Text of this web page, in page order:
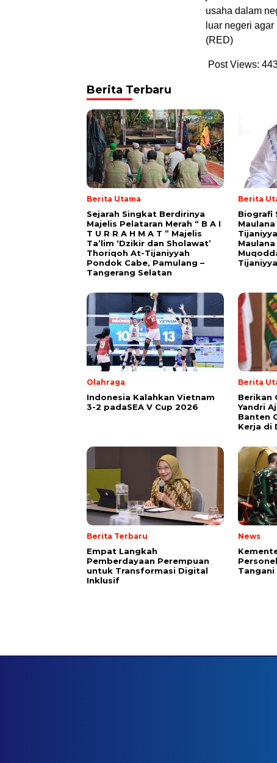
usaha dalam
luar negeri
(RED)
Post Views:
Berita Terbaru
Berita Utama
Sejarah Singkat Berdirinya
Majelis Pelataran Merah “ B A I
T U R R A H M A T ” Majelis
Ta’lim ‘Dzikir dan Sholawat’
Thoriqoh At-Tijaniyyah
Pondok Cabe, Pamulang –
Tangerang Selatan
Berita
Biografi
Olahraga
Indonesia Kalahkan Vietnam
3-2 padaSEA V Cup 2026
Berita
Berikan
Yandri
Banten
Kerja di
Berita Terbaru
Empat Langkah
Pemberdayaan Perempuan
untuk Transformasi Digital
Inklusif
News